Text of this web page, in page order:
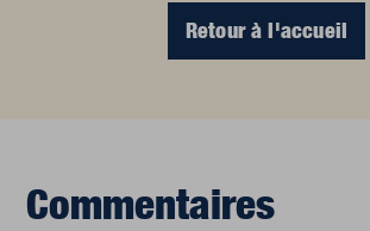
Retour à l'accueil
Commentaires